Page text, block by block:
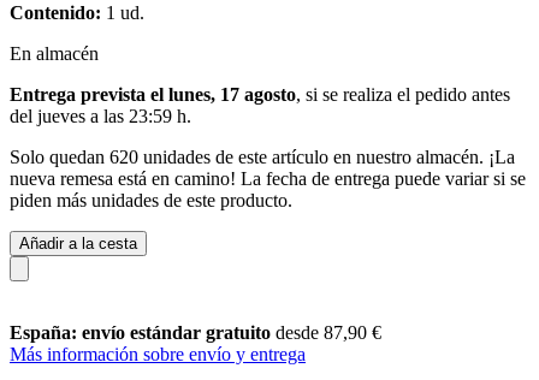
Contenido: 1 ud.
En almacén
Entrega prevista el lunes, 17 agosto, si se realiza el pedido antes
del jueves a las 23:59 h.
Solo quedan 620 unidades de este artículo en nuestro almacén. ¡La
nueva remesa está en camino! La fecha de entrega puede variar si se
piden más unidades de este producto.
Añadir a la cesta
España: envío estándar gratuito desde 87,90 €
Más información sobre envío y entrega